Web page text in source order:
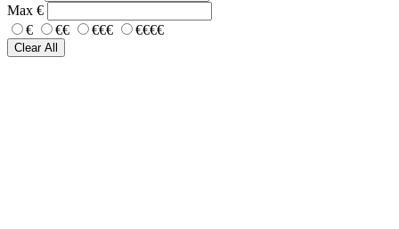
Max €
€
€€ €€€ €€€€
Clear All